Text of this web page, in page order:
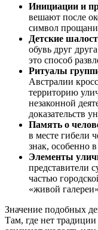
Инициации и
вешают после
символ
Детские
обувь друг
это способ
Ритуалы
Австралии
территорию
незаконной
доказательств
Память о
в месте гибели
знак, особенно
Элементы
представители
частью
«живой
Значение подобных
Там, где нет